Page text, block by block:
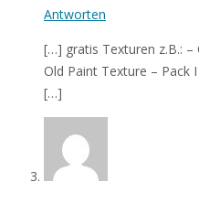
Antworten
[…] gratis Texturen z.B.: –
Old Paint Texture – Pack
[…]